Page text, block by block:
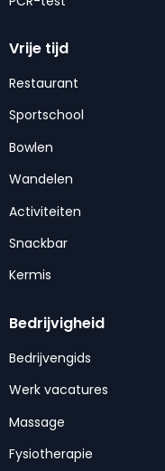
Vrije tijd
Restaurant
Sportschool
Bowlen
Wandelen
Activiteiten
Snackbar
Kermis
Bedrijvigheid
Bedrijvengids
Werk vacatures
Massage
Fysiotherapie